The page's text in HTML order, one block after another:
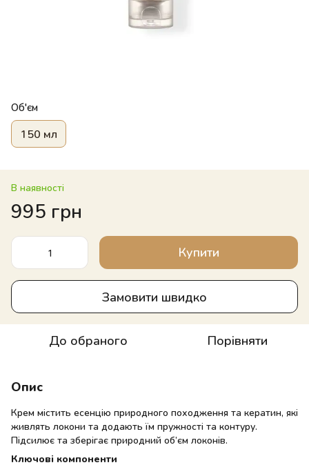
Об'єм
150 мл
В наявності
995 грн
Купити
Замовити швидко
До обраного Порівняти
Опис
Крем містить есенцію природного походження та кератин, які
живлять локони та додають їм пружності та контуру.
Підсилює та зберігає природний об’єм локонів.
Ключові компоненти